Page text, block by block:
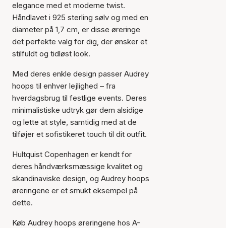
elegance med et moderne twist.
Håndlavet i 925 sterling sølv og med en
diameter på 1,7 cm, er disse øreringe
det perfekte valg for dig, der ønsker et
stilfuldt og tidløst look.
Med deres enkle design passer Audrey
hoops til enhver lejlighed – fra
hverdagsbrug til festlige events. Deres
minimalistiske udtryk gør dem alsidige
og lette at style, samtidig med at de
tilføjer et sofistikeret touch til dit outfit.
Hultquist Copenhagen er kendt for
deres håndværksmæssige kvalitet og
skandinaviske design, og Audrey hoops
øreringene er et smukt eksempel på
dette.
Køb Audrey hoops øreringene hos A-